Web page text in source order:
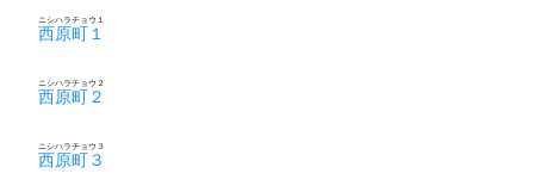
西原町１
ニシハラチョウ１
西原町２
ニシハラチョウ２
西原町３
ニシハラチョウ３